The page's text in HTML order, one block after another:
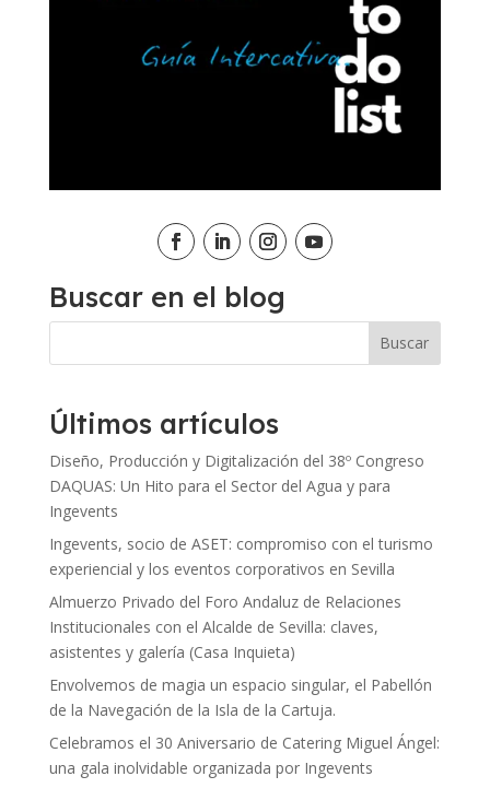
Buscar en el blog
Últimos artículos
Diseño, Producción y Digitalización del 38º Congreso
DAQUAS: Un Hito para el Sector del Agua y para
Ingevents
Ingevents, socio de ASET: compromiso con el turismo
experiencial y los eventos corporativos en Sevilla
Almuerzo Privado del Foro Andaluz de Relaciones
Institucionales con el Alcalde de Sevilla: claves,
asistentes y galería (Casa Inquieta)
Envolvemos de magia un espacio singular, el Pabellón
de la Navegación de la Isla de la Cartuja.
Celebramos el 30 Aniversario de Catering Miguel Ángel:
una gala inolvidable organizada por Ingevents